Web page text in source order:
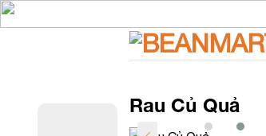
Skip
to
Rau Củ Quả